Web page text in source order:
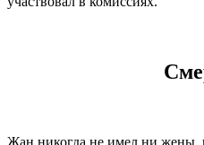
Жан никогда не имел ни